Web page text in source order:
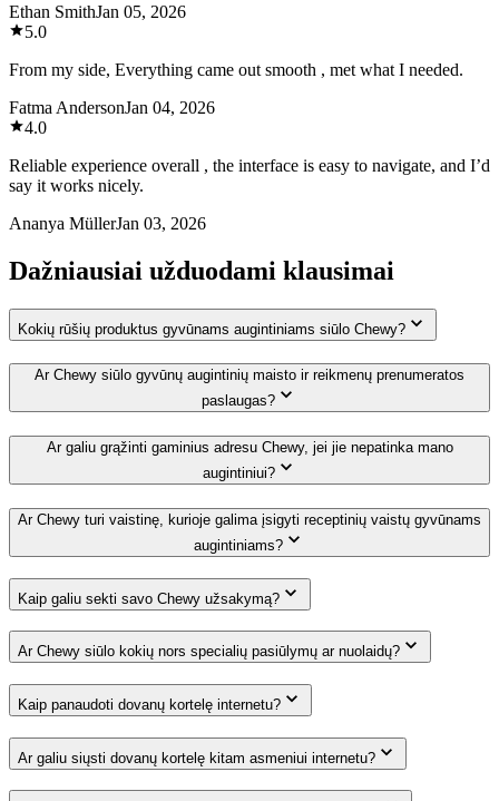
Ethan SmithJan 05, 2026
5.0
From my side, Everything came out smooth , met what I needed.
Fatma AndersonJan 04, 2026
4.0
Reliable experience overall , the interface is easy to navigate, and I’d
say it works nicely.
Ananya MüllerJan 03, 2026
Dažniausiai užduodami klausimai
Kokių rūšių produktus gyvūnams augintiniams siūlo Chewy?
Ar Chewy siūlo gyvūnų augintinių maisto ir reikmenų prenumeratos
paslaugas?
Ar galiu grąžinti gaminius adresu Chewy, jei jie nepatinka mano
augintiniui?
Ar Chewy turi vaistinę, kurioje galima įsigyti receptinių vaistų gyvūnams
augintiniams?
Kaip galiu sekti savo Chewy užsakymą?
Ar Chewy siūlo kokių nors specialių pasiūlymų ar nuolaidų?
Kaip panaudoti dovanų kortelę internetu?
Ar galiu siųsti dovanų kortelę kitam asmeniui internetu?